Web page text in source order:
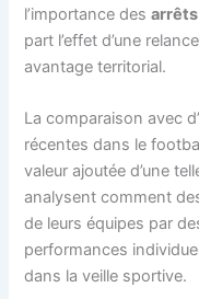
l’importance desarrêts
part l’effet d’une
avantage territorial.
La comparaison avec
récentes dans le
valeur ajoutée d’une
analysent comment
de leurs équipes par
performances
dans la veille sportive.